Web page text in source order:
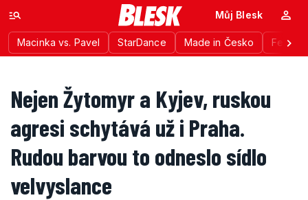
Macinka vs. Pavel StarDance Made in Česko
Můj Blesk
Nejen Žytomyr a Kyjev, ruskou
agresi schytává už i Praha.
Rudou barvou to odneslo sídlo
velvyslance